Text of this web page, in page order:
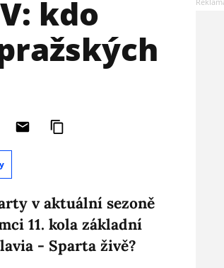
kdo
v aktuální sezoně
11. kola základní
- Sparta živě?